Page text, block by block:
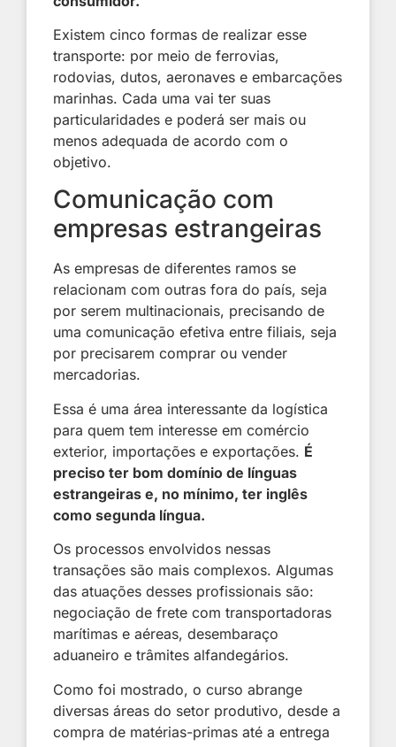
Existem cinco formas de realizar esse
transporte: por meio de ferrovias,
rodovias, dutos, aeronaves e embarcações
marinhas. Cada uma vai ter suas
particularidades e poderá ser mais ou
menos adequada de acordo com o
objetivo.
Comunicação com
empresas estrangeiras
As empresas de diferentes ramos se
relacionam com outras fora do país, seja
por serem multinacionais, precisando de
uma comunicação efetiva entre filiais, seja
por precisarem comprar ou vender
mercadorias.
Essa é uma área interessante da logística
para quem tem interesse em comércio
exterior, importações e exportações. É
preciso ter bom domínio de línguas
estrangeiras e, no mínimo, ter inglês
como segunda língua.
Os processos envolvidos nessas
transações são mais complexos. Algumas
das atuações desses profissionais são:
negociação de frete com transportadoras
marítimas e aéreas, desembaraço
aduaneiro e trâmites alfandegários.
Como foi mostrado, o curso abrange
diversas áreas do setor produtivo, desde a
compra de matérias-primas até a entrega